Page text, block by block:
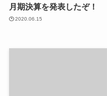
月期決算を発表したぞ！
2020.06.15